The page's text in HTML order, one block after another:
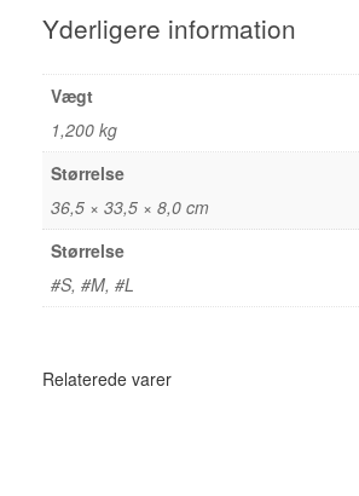
Yderligere information
Vægt
1,200 kg
Størrelse
36,5 × 33,5 × 8,0 cm
Størrelse
#S, #M, #L
Relaterede varer